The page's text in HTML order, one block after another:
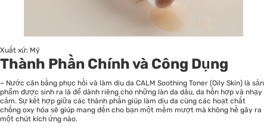
Xuất xứ: Mỹ
Thành Phần Chính và Công Dụng
– Nước cân bằng phục hồi và làm dịu da CALM Soothing Toner (Oily Skin) là sản
phẩm được sinh ra là để dành riêng cho những làn da dầu, da hỗn hợp và nhạy
cảm. Sự kết hợp giữa các thành phần giúp làm dịu da cùng các hoạt chất
chống oxy hóa sẽ giúp mang đến cho bạn một mềm mượt mà không hề gây ra
một chút kích ứng nào.